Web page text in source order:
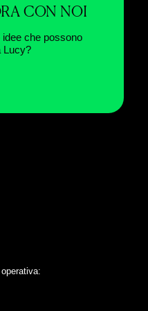
CON NOI
idee che possono
Lucy?